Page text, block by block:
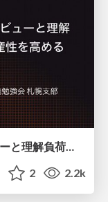
AIコーディングの次。コードレビューと理解負荷を解消して組織の開発生産性を高める
2 2.2k